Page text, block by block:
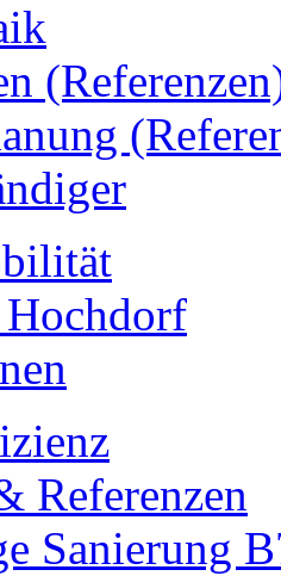
Hochdorf
Referenzen
Sanierung